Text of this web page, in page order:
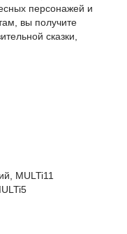
персонажей и
вы получите
сказки,
MULTi11